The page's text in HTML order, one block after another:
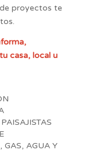
proyectos te
casa, local u
GAS, AGUA Y